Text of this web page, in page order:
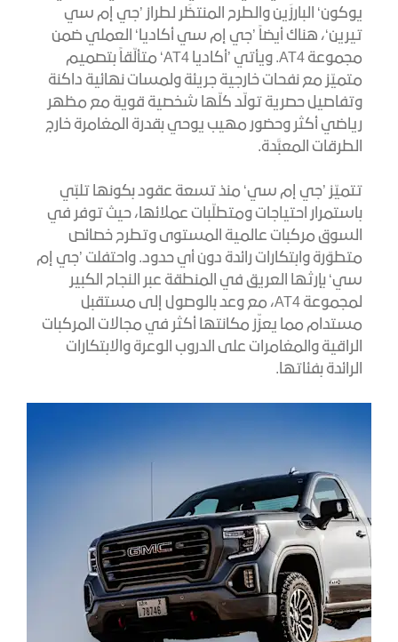
يوكون‘ البارزَين والطرح المنتظَر لطراز ’جي إم سي
تيرين‘، هناك أيضاً ’جي إم سي أكاديا‘ العملي ضمن
مجموعة AT4. ويأتي ’أكاديا AT4‘ متألّقاً بتصميم
متميّز مع نفحات خارجية جريئة ولمسات نهائية داكنة
وتفاصيل حصرية تولّد كلّها شخصية قوية مع مظهر
رياضي أكثر وحضور مهيب يوحي بقدرة المغامرة خارج
الطرقات المعبَّدة.
تتميّز ’جي إم سي‘ منذ تسعة عقود بكونها تلبّي
باستمرار احتياجات ومتطلّبات عملائها، حيث توفر في
السوق مركبات عالمية المستوى وتطرح خصائص
متطوّرة وابتكارات رائدة دون أي حدود. واحتفلت ’جي إم
سي‘ بإرثها العريق في المنطقة عبر النجاح الكبير
لمجموعة AT4، مع وعد بالوصول إلى مستقبل
مستدام مما يعزّز مكانتها أكثر في مجالات المركبات
الراقية والمغامرات على الدروب الوعرة والابتكارات
الرائدة بفئاتها.